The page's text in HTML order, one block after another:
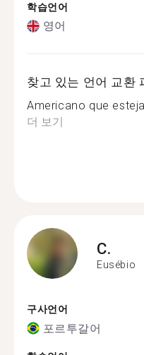
학습언어
영어
찾고 있는 언어 교환
Americano que
더 보기
C.
Eusébio
구사언어
포르투갈어